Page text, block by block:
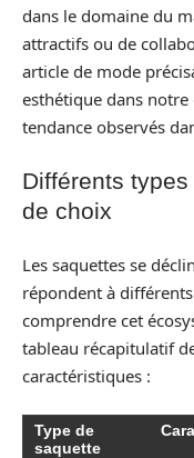
dans le domaine du
attractifs ou de
article de mode
esthétique dans
tendance observés
Différents
de choix
Les saquettes se
répondent à
comprendre cet
tableau récapitulatif
caractéristiques :
Type de
saquette